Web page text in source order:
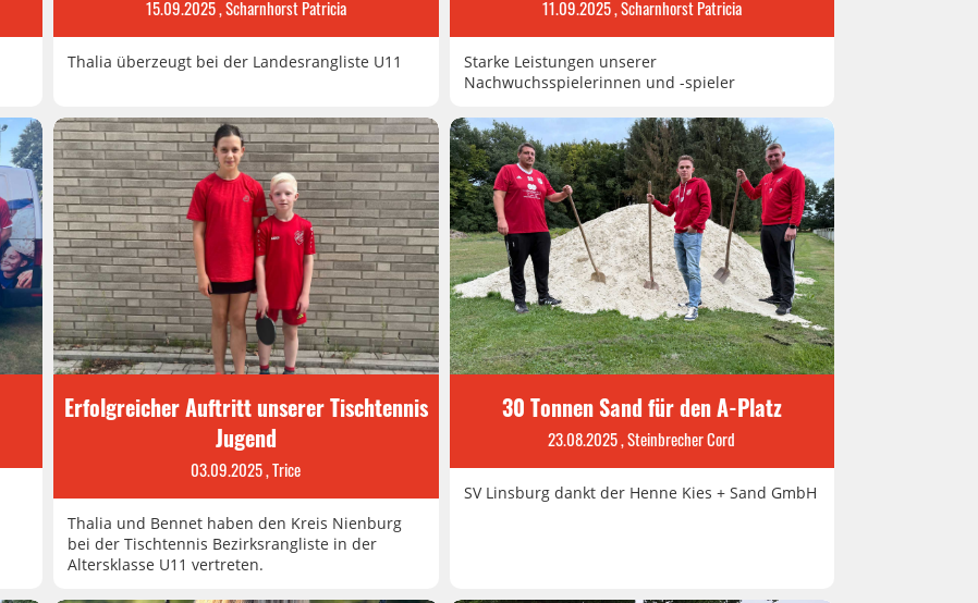
15.09.2025, Scharnhorst Patricia
Thalia überzeugt bei der Landesrangliste U11
11.09.2025, Scharnhorst Patricia
Starke Leistungen unserer
Nachwuchsspielerinnen und -spieler
Erfolgreicher Auftritt unserer Tischtennis
Jugend
03.09.2025, Trice
Thalia und Bennet haben den Kreis Nienburg
bei der Tischtennis Bezirksrangliste in der
Altersklasse U11 vertreten.
30 Tonnen Sand für den A-Platz
23.08.2025, Steinbrecher Cord
SV Linsburg dankt der Henne Kies + Sand GmbH